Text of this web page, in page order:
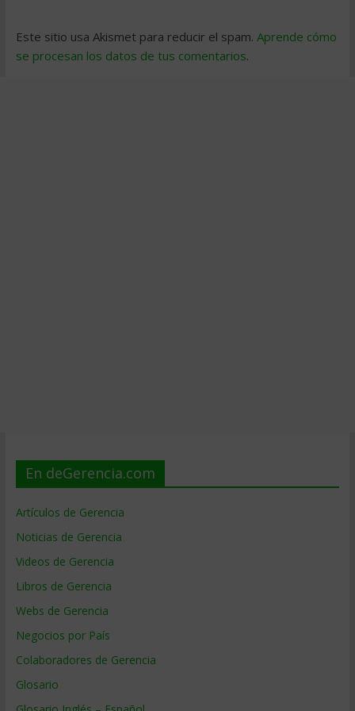
Este sitio usa Akismet para reducir el spam. Aprende cómo
se procesan los datos de tus comentarios.
En deGerencia.com
Artículos de Gerencia
Noticias de Gerencia
Videos de Gerencia
Libros de Gerencia
Webs de Gerencia
Negocios por País
Colaboradores de Gerencia
Glosario